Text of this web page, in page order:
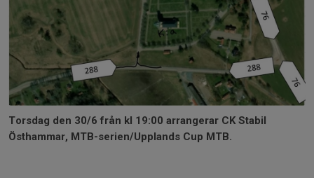
Torsdag den 30/6 från kl 19:00 arrangerar CK Stabil
Östhammar, MTB-serien/Upplands Cup MTB.